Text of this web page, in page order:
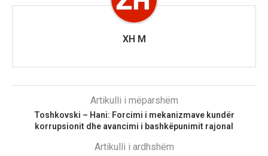
XH M
Artikulli i mëparshëm
Toshkovski – Hani: Forcimi i mekanizmave kundër
korrupsionit dhe avancimi i bashkëpunimit rajonal
Artikulli i ardhshëm